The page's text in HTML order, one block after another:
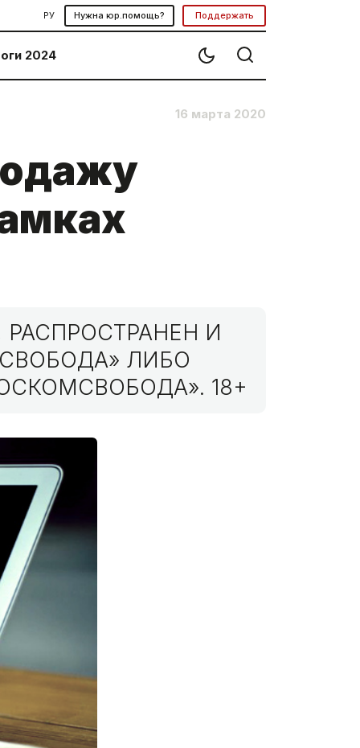
РУ Нужна юр.помощь? Поддержать
2024
16 марта 2020
И
ЛИБО
18+